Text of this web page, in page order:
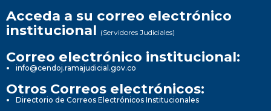
Acceda a su correo electrónico
institucional (Servidores Judiciales)
Correo electrónico institucional:
info@cendoj.ramajudicial.gov.co
Otros Correos electrónicos:
Directorio de Correos Electrónicos Institucionales